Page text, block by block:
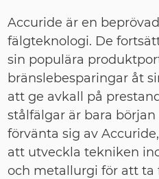
Accuride är en
fälgteknologi. De
sin populära
bränslebesparingar åt
att ge avkall på
stålfälgar är bara
förvänta sig av
att utveckla tekniken
och metallurgi för att ta